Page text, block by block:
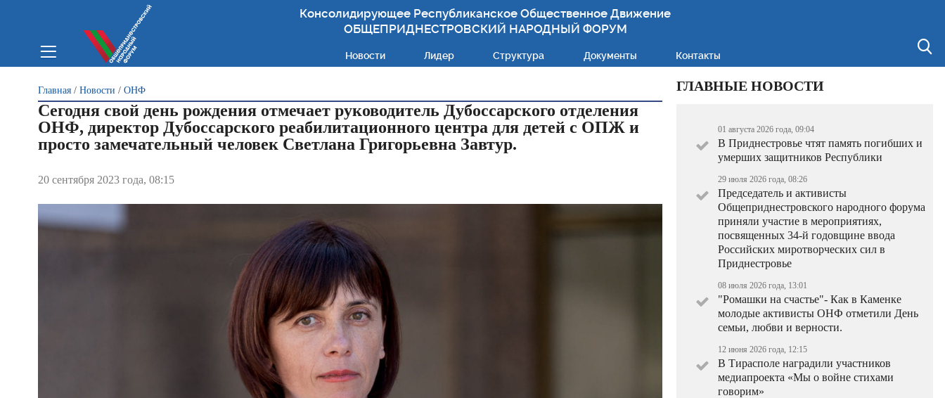
Консолидирующее Республиканское Общественное Движение
ОБЩЕПРИДНЕСТРОВСКИЙ НАРОДНЫЙ ФОРУМ
Новости Лидер Структура Документы Контакты
Вы здесь
Главная/ Новости / ОНФ
Сегодня свой день рождения отмечает руководитель Дубоссарского отделения
ОНФ, директор Дубоссарского реабилитационного центра для детей с ОПЖ и
просто замечательный человек Светлана Григорьевна Завтур.
20 сентября 2023 года, 08:15
ГЛАВНЫЕ НОВОСТИ
01 августа 2026 года, 09:04
В Приднестровье чтят память погибших и
умерших защитников Республики
29 июля 2026 года, 08:26
Председатель и активисты
Общеприднестровского народного форума
приняли участие в мероприятиях,
посвященных 34-й годовщине ввода
Российских миротворческих сил в
Приднестровье
08 июля 2026 года, 13:01
"Ромашки на счастье"- Как в Каменке
молодые активисты ОНФ отметили День
семьи, любви и верности.
12 июня 2026 года, 12:15
В Тирасполе наградили участников
медиапроекта «Мы о войне стихами
говорим»